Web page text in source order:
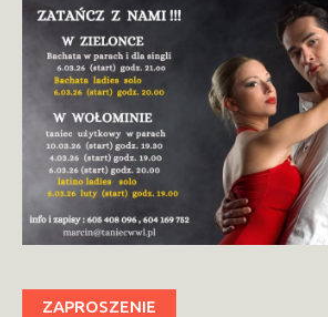
ZAPROSZENIE